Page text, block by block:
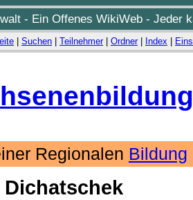
- Ein Offenes WikiWeb - Jeder
Suchen Teilnehmer| Ordner| Index
Regionalen Bildung